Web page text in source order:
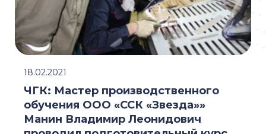
ЧГК: Мастер производственного
обучения ООО «ССК «Звезда»»
Манин Владимир Леонидович
18.02.2021